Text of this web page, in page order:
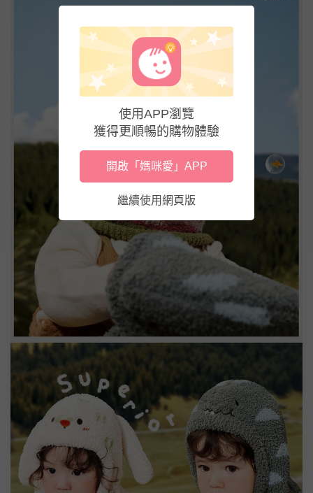
使用APP瀏覽
獲得更順暢的購物體驗
開啟「媽咪愛」APP
繼續使用網頁版